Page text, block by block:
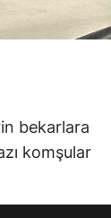
bekarlara
komşular